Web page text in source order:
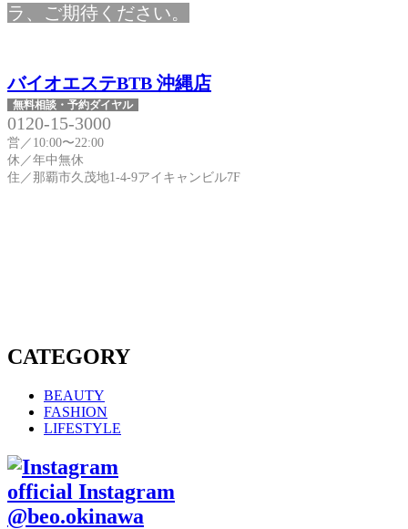
ラ、ご期待ください。
バイオエステBTB 沖縄店
無料相談・予約ダイヤル
0120-15-3000
営／10:00〜22:00
休／年中無休
住／那覇市久茂地1-4-9アイキャンビル7F
CATEGORY
BEAUTY
FASHION
LIFESTYLE
official Instagram
@beo.okinawa